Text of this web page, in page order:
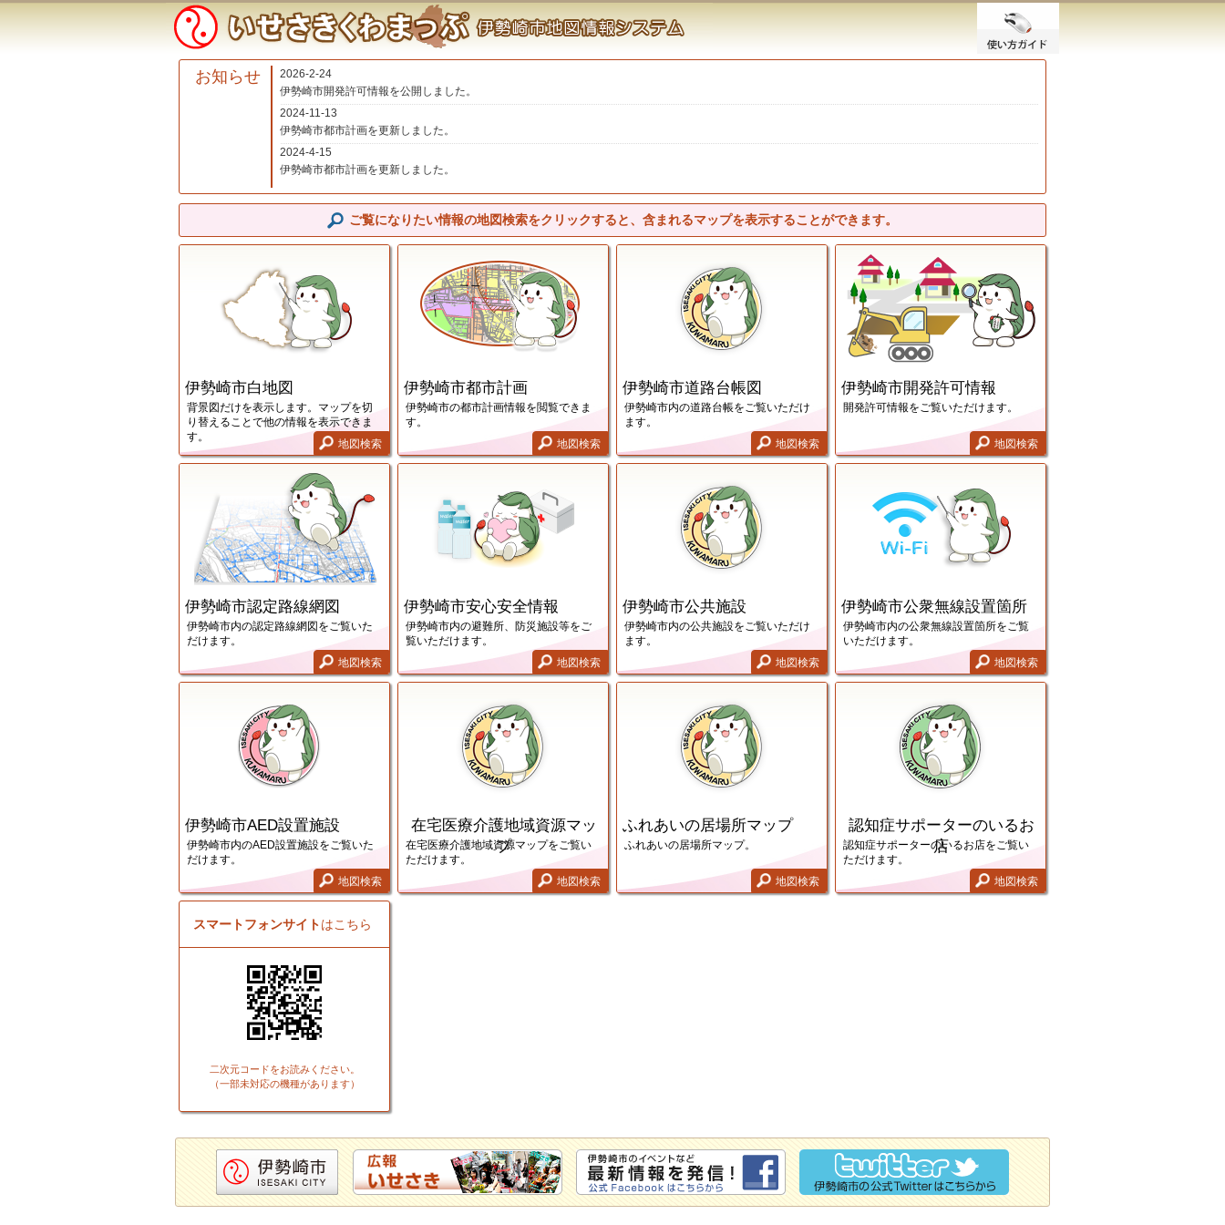
お知らせ
2026-2-24
伊勢崎市開発許可情報を公開しました。
2024-11-13
伊勢崎市都市計画を更新しました。
2024-4-15
伊勢崎市都市計画を更新しました。
ご覧になりたい情報の地図検索をクリックすると、含まれるマップを表示することができます。
伊勢崎市白地図
背景図だけを表示します。マップを切
り替えることで他の情報を表示できま
す。
地図検索
伊勢崎市都市計画
伊勢崎市の都市計画情報を閲覧できま
す。
地図検索
伊勢崎市道路台帳図
伊勢崎市内の道路台帳をご覧いただけ
ます。
伊勢崎市道路台帳図画面
地図検索
伊勢崎市開発許可情報
開発許可情報をご覧いただけます。
地図検索
伊勢崎市認定路線網図
伊勢崎市内の認定路線網図をご覧いた
だけます。
地図検索
伊勢崎市安心安全情報
伊勢崎市内の避難所、防災施設等をご
覧いただけます。
地図検索
伊勢崎市公共施設
伊勢崎市内の公共施設をご覧いただけ
ます。
地図検索
伊勢崎市公衆無線設置箇所
伊勢崎市内の公衆無線設置箇所をご覧
いただけます。
地図検索
伊勢崎市AED設置施設
伊勢崎市内のAED設置施設をご覧いた
だけます。
地図検索
在宅医療介護地域資源マッ
プ
在宅医療介護地域資源マップをご覧い
ただけます。
地図検索
ふれあいの居場所マップ
ふれあいの居場所マップ。
地図検索
認知症サポーターのいるお
店
認知症サポーターのいるお店をご覧い
ただけます。
地図検索
スマートフォンサイトはこちら
二次元コードをお読みください。
（一部未対応の機種があります）